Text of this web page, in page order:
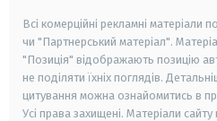
Всі комерційні рекламні матеріали
чи "Партнерський матеріал".
"Позиція" відображають позицію
не поділяти їхніх поглядів.
цитування можна ознайомитись в
Усі права захищені. Матеріали сайту